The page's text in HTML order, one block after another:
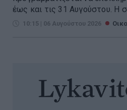
έως και τις 31 Αυγούστου. Η
10:15 | 06 Αυγούστου 2026